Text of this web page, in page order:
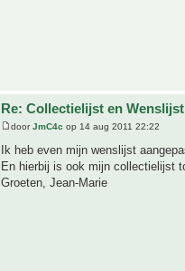
Re: Collectielijst en
doorJmC4c op 14 aug 2011 22:22
Ik heb even mijn wenslijst
En hierbij is ook mijn collectielijst
Groeten, Jean-Marie